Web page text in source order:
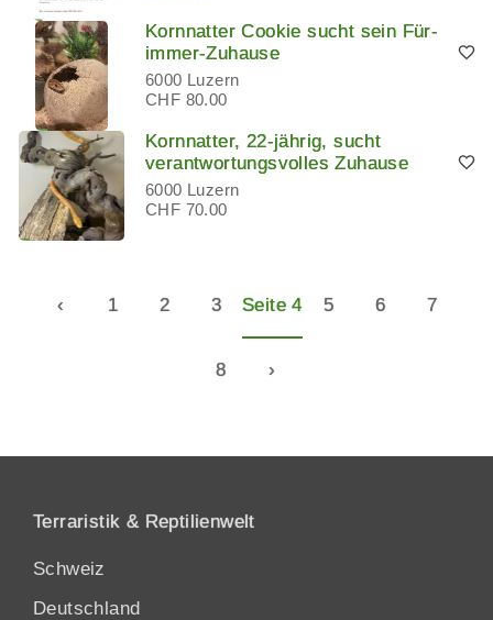
Kornnatter Cookie sucht sein Für-
immer-Zuhause
6000 Luzern
CHF 80.00
Kornnatter, 22-jährig, sucht
verantwortungsvolles Zuhause
6000 Luzern
CHF 70.00
‹ 1 2 3 Seite 4 5 6 7
8 ›
Terraristik & Reptilienwelt
Schweiz
Deutschland